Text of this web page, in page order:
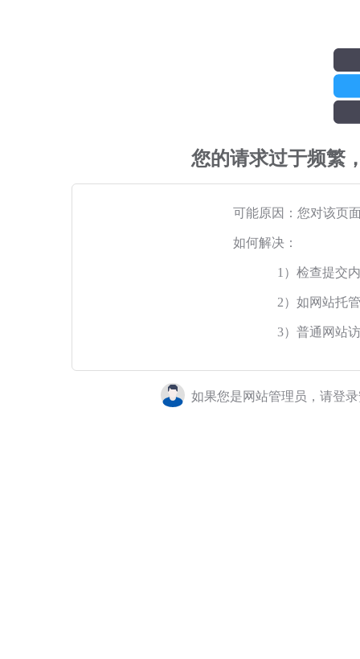
您的请求过于频繁
可能原因：您对该页
如何解决：
1）检查提交
2）如网站托
3）普通网站
如果您是网站管理员，请登